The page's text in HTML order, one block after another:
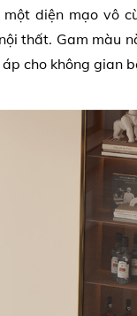
diện mạo vô
thất. Gam màu
cho không gian